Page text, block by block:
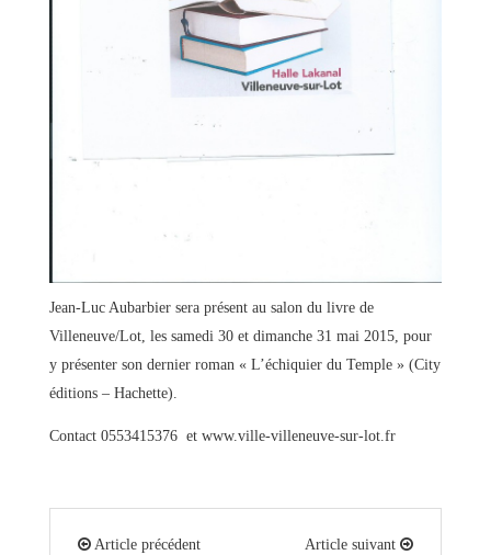
Jean-Luc Aubarbier sera présent au salon du livre de
Villeneuve/Lot, les samedi 30 et dimanche 31 mai 2015, pour
y présenter son dernier roman « L’échiquier du Temple » (City
éditions – Hachette).
Contact 0553415376 et www.ville-villeneuve-sur-lot.fr
Article précédent
Article suivant